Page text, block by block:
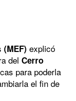
(MEF) explicó
del Cerro
para poderla
el fin de